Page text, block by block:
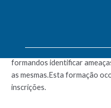
A formação de
formandos identificar
as mesmas.Esta formação
inscrições.